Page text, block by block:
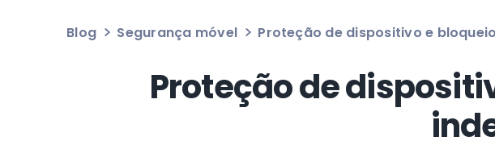
Blog Segurança móvel Proteção de dispositivo e
Proteção de